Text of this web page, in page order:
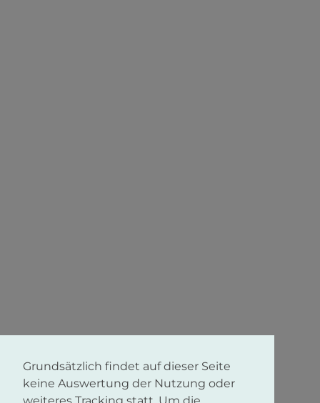
Grundsätzlich findet auf dieser Seite
keine Auswertung der Nutzung oder